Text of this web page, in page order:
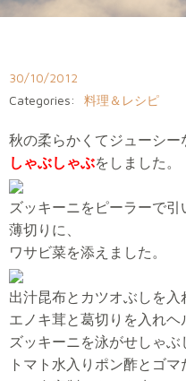
30/10/2012
Categories:
料理＆レシピ
秋の柔らかくてジューシー
しゃぶしゃぶをしました。
ズッキーニをピーラーで引
薄切りに、
ワサビ菜を添えました。
出汁昆布とカツオぶしを入
エノキ茸と葛切りを入れヘ
ズッキーニを泳がせしゃぶ
トマト水入りポン酢とゴマ